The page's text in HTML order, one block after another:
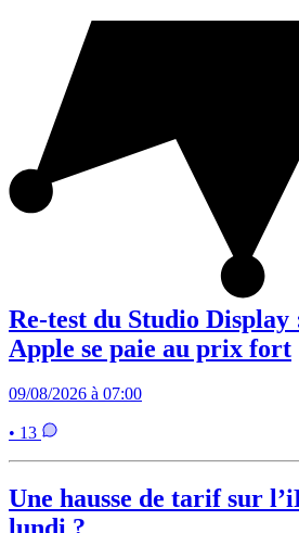
Re-test du Studio
Apple se paie au prix fort
09/08/2026 à 07:00
• 13
Une hausse de tarif sur